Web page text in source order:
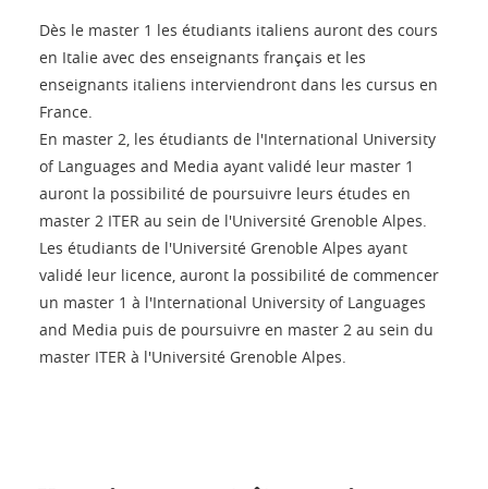
Dès le master 1 les étudiants italiens auront des cours
en Italie avec des enseignants français et les
enseignants italiens interviendront dans les cursus en
France.
En master 2, les étudiants de l'International University
of Languages and Media ayant validé leur master 1
auront la possibilité de poursuivre leurs études en
master 2 ITER au sein de l'Université Grenoble Alpes.
Les étudiants de l'Université Grenoble Alpes ayant
validé leur licence, auront la possibilité de commencer
un master 1 à l'International University of Languages
and Media puis de poursuivre en master 2 au sein du
master ITER à l'Université Grenoble Alpes.